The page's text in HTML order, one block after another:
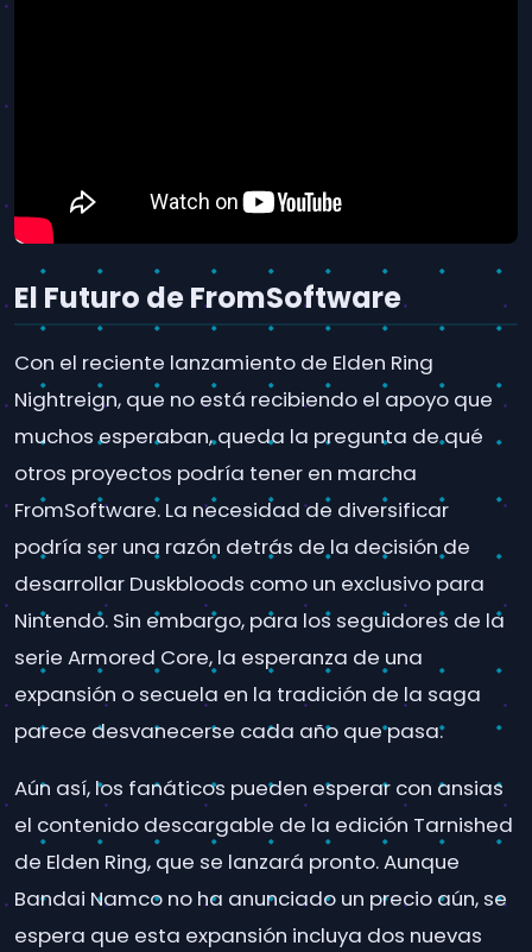
El Futuro de FromSoftware
Con el reciente lanzamiento de Elden Ring
Nightreign, que no está recibiendo el apoyo que
muchos esperaban, queda la pregunta de qué
otros proyectos podría tener en marcha
FromSoftware. La necesidad de diversificar
podría ser una razón detrás de la decisión de
desarrollar Duskbloods como un exclusivo para
Nintendo. Sin embargo, para los seguidores de la
serie Armored Core, la esperanza de una
expansión o secuela en la tradición de la saga
parece desvanecerse cada año que pasa.
Aún así, los fanáticos pueden esperar con ansias
el contenido descargable de la edición Tarnished
de Elden Ring, que se lanzará pronto. Aunque
Bandai Namco no ha anunciado un precio aún, se
espera que esta expansión incluya dos nuevas